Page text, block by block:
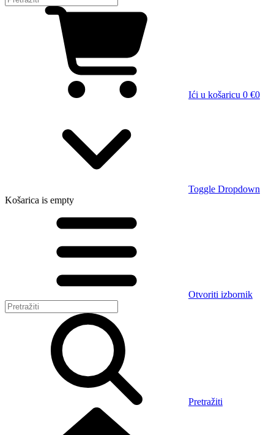
Ići u košaricu 0 €0
Toggle Dropdown
Košarica is empty
Otvoriti izbornik
Pretražiti